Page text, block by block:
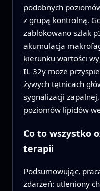
podobnych
z grupą kontrolną.
zablokowano szlak
akumulacja
kierunku wartości
IL‑32γ może
żywych tętnicach
sygnalizacji
poziomów lipidów
Co to wszystko
terapii
Podsumowując,
zdarzeń: utleniony